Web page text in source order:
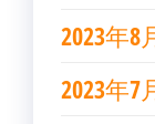
2023年8
2023年7